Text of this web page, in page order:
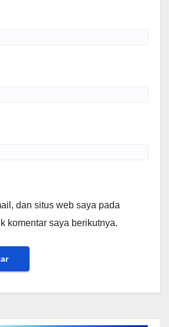
dan situs web saya pada
komentar saya berikutnya.